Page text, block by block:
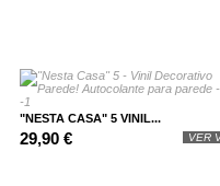
"NESTA CASA" 5 VINIL...
29,90 € VER